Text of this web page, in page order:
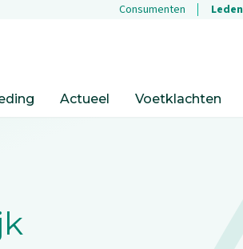
Consumenten Leden
Actueel Voetklachten